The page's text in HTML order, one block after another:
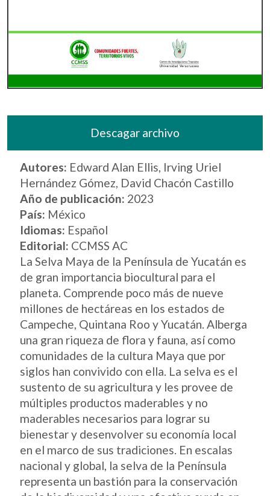
Descagar archivo
Autores: Edward Alan Ellis, Irving Uriel
Hernández Gómez, David Chacón Castillo
Año de publicación: 2023
País: México
Idiomas: Español
Editorial: CCMSS AC
La Selva Maya de la Península de Yucatán es
de gran importancia biocultural para el
planeta. Comprende poco más de nueve
millones de hectáreas en los estados de
Campeche, Quintana Roo y Yucatán. Alberga
una gran riqueza de flora y fauna, así como
comunidades de la cultura Maya que por
siglos han convivido con ella. La selva es el
sustento de su agricultura y les provee de
múltiples productos maderables y no
maderables necesarios para lograr su
bienestar y desenvolver su economía local
en el marco de sus tradiciones. En escalas
nacional y global, la selva de la Península
representa un bastión para la conservación